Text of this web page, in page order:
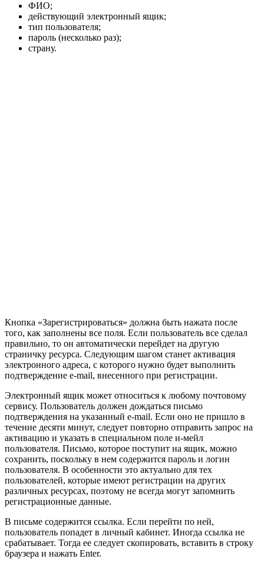
ФИО;
действующий электронный ящик;
тип пользователя;
пароль (несколько раз);
страну.
Кнопка «Зарегистрироваться» должна быть нажата после
того, как заполнены все поля. Если пользователь все сделал
правильно, то он автоматически перейдет на другую
страничку ресурса. Следующим шагом станет активация
электронного адреса, с которого нужно будет выполнить
подтверждение e-mail, внесенного при регистрации.
Электронный ящик может относиться к любому почтовому
сервису. Пользователь должен дождаться письмо
подтверждения на указанный e-mail. Если оно не пришло в
течение десяти минут, следует повторно отправить запрос на
активацию и указать в специальном поле и-мейл
пользователя. Письмо, которое поступит на ящик, можно
сохранить, поскольку в нем содержится пароль и логин
пользователя. В особенности это актуально для тех
пользователей, которые имеют регистрации на других
различных ресурсах, поэтому не всегда могут запомнить
регистрационные данные.
В письме содержится ссылка. Если перейти по ней,
пользователь попадет в личный кабинет. Иногда ссылка не
срабатывает. Тогда ее следует скопировать, вставить в строку
браузера и нажать Enter.